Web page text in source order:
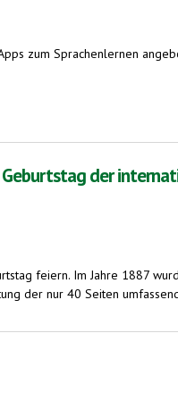
zum Sprachenlernen
der
feiern. Im Jahre 1887
der nur 40 Seiten
Sprache Esperanto